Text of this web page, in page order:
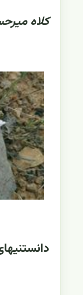
کلاه